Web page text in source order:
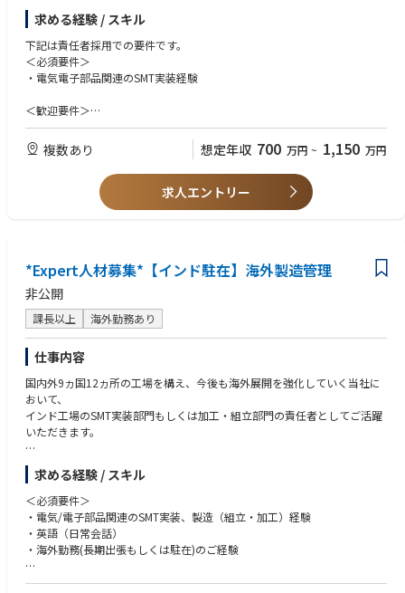
【主な業務内容】
●SMT実装部門あるいは組立・加工部門の製造全般管理
●工場全体の生産性向上／業務効率化への取り組み／品質向上に向けた改
善活動への取り組み
●ローカルスタッフの採用・育成／マネジメント
●取引先対応
【OJTトレーニング】
ご入社後は、国内工場(高松工場もしくは松山工場)でのOJTトレーニング
を予定しております。
研修期間は1ヶ月～3カ月程度です。ご本人のスキル・ご経験・習熟度によ
り研修期間は異なります。
求める経験 / スキル
下記は責任者採用での要件です。
＜必須要件＞
・電気電子部品関連のSMT実装経験
＜歓迎要件＞
・工場マネジメント経験
・海外勤務(長期出張もしくは駐在)のご経験
・英語や現地語(スペイン語)のスキル
＜求める人物像＞
・赴任先のルールや文化を理解して適応、順応していく力を持っている方
複数あり 想定年収 700 万円 ~ 1,150 万円
求人エントリー
*Expert人材募集*【インド駐在】海外製造管理
非公開
課長以上 海外勤務あり
仕事内容
国内外9ヵ国12ヵ所の工場を構え、今後も海外展開を強化していく当社に
おいて、
インド⼯場のSMT実装部⾨もしくは加⼯・組⽴部⾨の責任者としてご活躍
いただきます。
【主な業務内容】
●SMT実装部門あるいは組立・加工部門の製造全般管理
●工場全体の生産性向上／業務効率化への取り組み／品質向上に向けた改
善活動への取り組み
●ローカルスタッフの採用・育成／マネジメント
●⼯場⻑と共に⼯場全体の運営、補佐
●取引先対応
求める経験 / スキル
＜必須要件＞
・電気/電子部品関連のSMT実装、製造（組立・加工）経験
・英語（日常会話）
・海外勤務(長期出張もしくは駐在)のご経験
＜歓迎要件＞